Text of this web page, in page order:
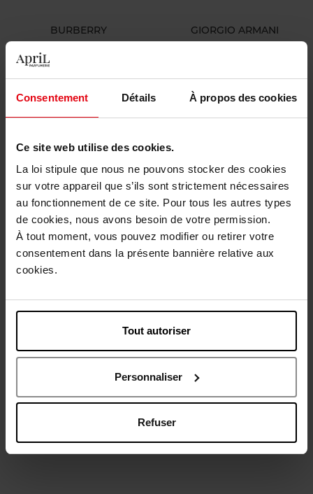
Consentement Détails À propos des cookies
Ce site web utilise des cookies.
La loi stipule que nous ne pouvons stocker des cookies
sur votre appareil que s’ils sont strictement nécessaires
au fonctionnement de ce site. Pour tous les autres types
de cookies, nous avons besoin de votre permission.
À tout moment, vous pouvez modifier ou retirer votre
consentement dans la présente bannière relative aux
cookies.
Tout autoriser
Personnaliser
Refuser
BURBERRY
PARFUM
GIORGIO ARMANI
Eau de Parfum
GIORGIO ARMANI
Sì Nude Bloom
Ajouter
Un Jardin Sous la Mer
82,50 €